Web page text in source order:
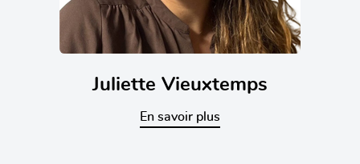
Juliette Vieuxtemps
En savoir plus